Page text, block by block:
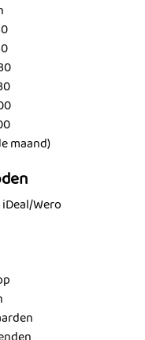
maand)
Wero